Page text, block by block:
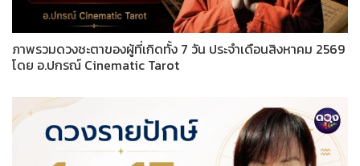
ภาพรวมดวงชะตาของผู้ที่เกิดทั้ง 7 วัน ประจำเดือนสิงหาคม 2569
โดย อ.ปกรณ์ Cinematic Tarot